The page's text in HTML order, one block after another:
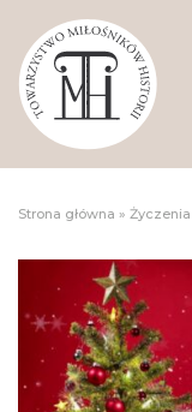
Strona główna »